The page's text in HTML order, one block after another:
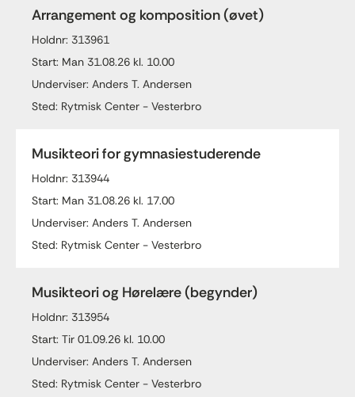
Arrangement og komposition (øvet)
Holdnr: 313961
Start: Man 31.08.26 kl. 10.00
Underviser: Anders T. Andersen
Sted: Rytmisk Center - Vesterbro
Musikteori for gymnasiestuderende
Holdnr: 313944
Start: Man 31.08.26 kl. 17.00
Underviser: Anders T. Andersen
Sted: Rytmisk Center - Vesterbro
Musikteori og Hørelære (begynder)
Holdnr: 313954
Start: Tir 01.09.26 kl. 10.00
Underviser: Anders T. Andersen
Sted: Rytmisk Center - Vesterbro